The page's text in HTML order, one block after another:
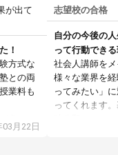
が出て
！
方式な
との両
業料も
多い
目だけ
月22日
志望校の合格
自分の今後の
って行動でき
社会人講師をメ
様々な業界を
ってみたい」
ってくれます
味分野につい
まで深ぼる事